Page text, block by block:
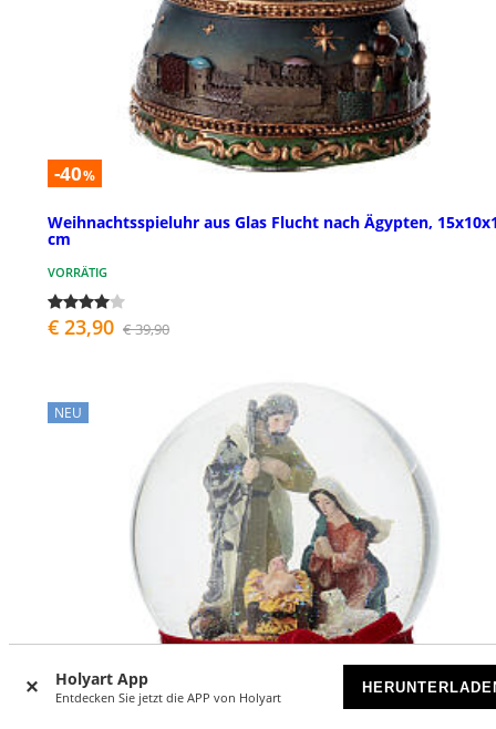
Holyart App
Entdecken Sie jetzt die APP von Holyart
-40%
Weihnachtsspieluhr aus Glas Flucht nach Ägypten,
cm
VORRÄTIG
€ 23,90 € 39,90
NEU